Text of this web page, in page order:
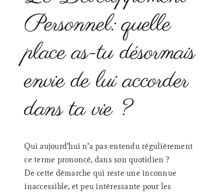
Personnel: quelle
place as-tu désormais
envie de lui accorder
dans ta vie ?
Qui aujourd’hui n’a pas entendu régulièrement
ce terme prononcé, dans son quotidien ?
De cette démarche qui reste une inconnue
inaccessible, et peu intéressante pour les